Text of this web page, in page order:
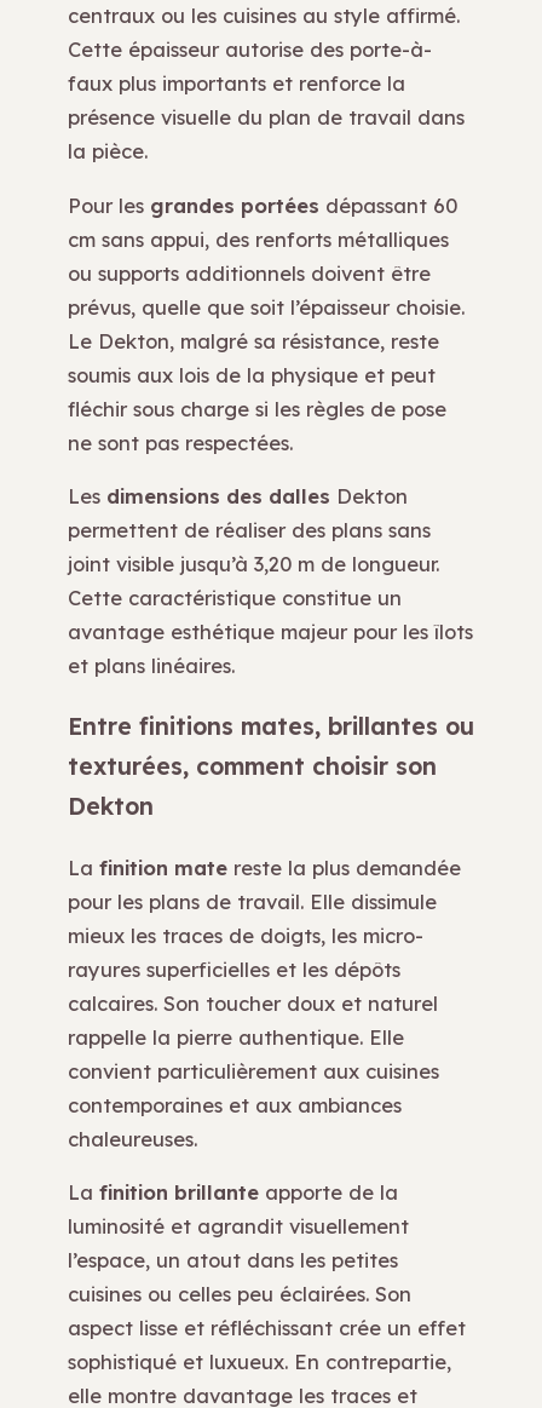
centraux ou les cuisines au style affirmé.
Cette épaisseur autorise des porte-à-
faux plus importants et renforce la
présence visuelle du plan de travail dans
la pièce.
Pour les grandes portées dépassant 60
cm sans appui, des renforts métalliques
ou supports additionnels doivent être
prévus, quelle que soit l’épaisseur choisie.
Le Dekton, malgré sa résistance, reste
soumis aux lois de la physique et peut
fléchir sous charge si les règles de pose
ne sont pas respectées.
Les dimensions des dalles Dekton
permettent de réaliser des plans sans
joint visible jusqu’à 3,20 m de longueur.
Cette caractéristique constitue un
avantage esthétique majeur pour les îlots
et plans linéaires.
Entre finitions mates, brillantes ou
texturées, comment choisir son
Dekton
La finition mate reste la plus demandée
pour les plans de travail. Elle dissimule
mieux les traces de doigts, les micro-
rayures superficielles et les dépôts
calcaires. Son toucher doux et naturel
rappelle la pierre authentique. Elle
convient particulièrement aux cuisines
contemporaines et aux ambiances
chaleureuses.
La finition brillante apporte de la
luminosité et agrandit visuellement
l’espace, un atout dans les petites
cuisines ou celles peu éclairées. Son
aspect lisse et réfléchissant crée un effet
sophistiqué et luxueux. En contrepartie,
elle montre davantage les traces et